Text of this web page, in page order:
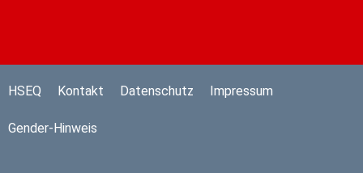
HSEQ Kontakt Datenschutz Impressum
Gender-Hinweis